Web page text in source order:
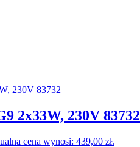
2x33W, 230V 83732
cena wynosi: 439,00 zł.